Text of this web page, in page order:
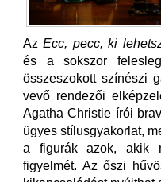
AzEcc, pecc, ki
és a sokszor
összeszokott színészi
vevő rendezői
Agatha Christie írói
ügyes stílusgyakorlat,
a figurák azok, akik
figyelmét. Az őszi